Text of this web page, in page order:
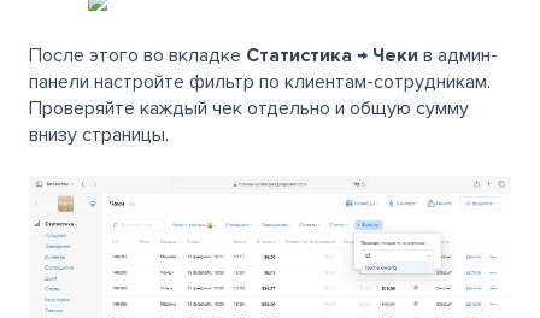
После этого во вкладке Статистика → Чеки в админ-
панели настройте фильтр по клиентам-сотрудникам.
Проверяйте каждый чек отдельно и общую сумму
внизу страницы.